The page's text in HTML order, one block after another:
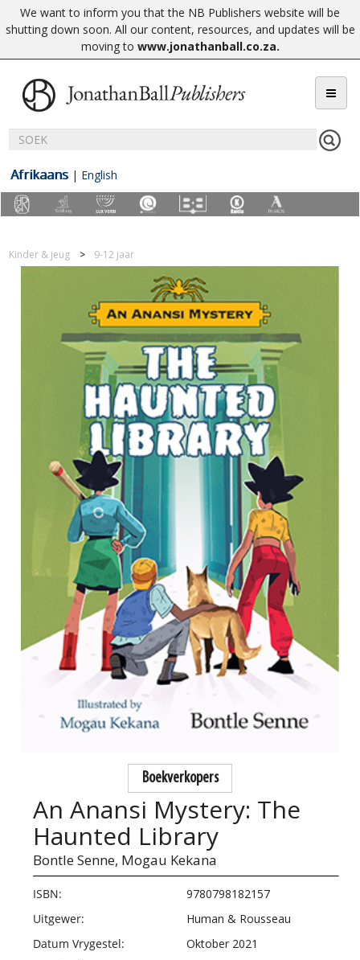
We want to inform you that the NB Publishers website will be
shutting down soon. All our content, resources, and updates will be
moving to www.jonathanball.co.za.
Afrikaans | English
Kinder & jeug 9-12 jaar
Boekverkopers
An Anansi Mystery: The
Haunted Library
Bontle Senne, Mogau Kekana
ISBN:
9780798182157
Uitgewer:
Human & Rousseau
Datum Vrygestel:
Oktober 2021